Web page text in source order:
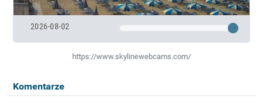
2026-08-02
https://www.skylinewebcams.com/
Komentarze